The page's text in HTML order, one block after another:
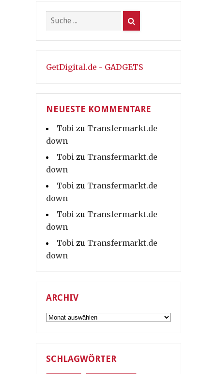
GetDigital.de - GADGETS
NEUESTE KOMMENTARE
Tobi zu Transfermarkt.de
down
Tobi zu Transfermarkt.de
down
Tobi zu Transfermarkt.de
down
Tobi zu Transfermarkt.de
down
Tobi zu Transfermarkt.de
down
ARCHIV
Archiv
SCHLAGWÖRTER